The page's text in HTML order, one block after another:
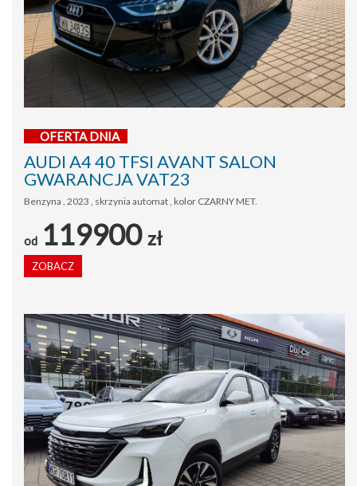
OFERTA DNIA
AUDI A4 40 TFSI AVANT SALON
GWARANCJA VAT23
Benzyna , 2023 , skrzynia automat , kolor CZARNY MET.
od 119900 zł
ZOBACZ